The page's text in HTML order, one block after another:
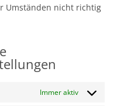
Umständen nicht richtig
Immer aktiv